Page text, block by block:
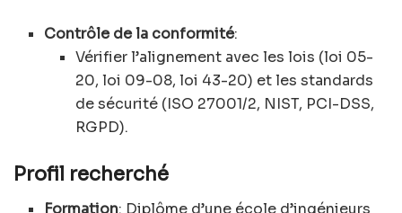
Contrôle de la conformité:
Vérifier l’alignement avec les lois (loi 05-
20, loi 09-08, loi 43-20) et les standards
de sécurité (ISO 27001/2, NIST, PCI-DSS,
RGPD).
Profil recherché
Formation: Diplôme d’une école d’ingénieurs